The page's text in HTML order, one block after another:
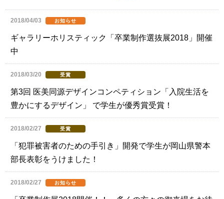
2018/04/03 お知らせ
ギャラリーホリスティック「卒業制作選抜展2018」開催
中
2018/03/20 受賞
第3回 医美同源デザインコンペティション「入院生活を
豊かにするデザイン」 で学生が優秀賞受賞！
2018/02/27 受賞
「犯罪被害者のための手引き」開発で学生が岡山県警本
部長表彰をうけました！
2018/02/27 お知らせ